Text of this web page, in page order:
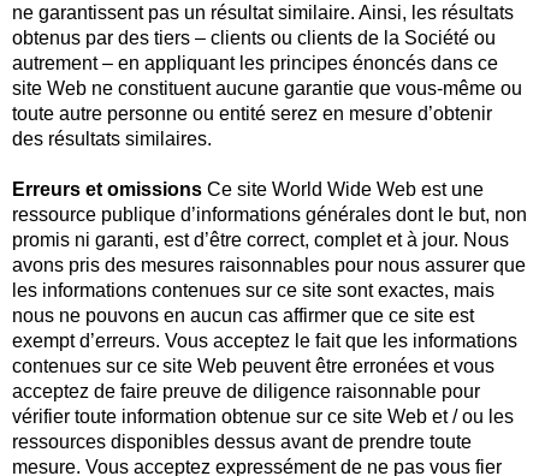
ne garantissent pas un résultat similaire. Ainsi, les résultats
obtenus par des tiers – clients ou clients de la Société ou
autrement – en appliquant les principes énoncés dans ce
site Web ne constituent aucune garantie que vous-même ou
toute autre personne ou entité serez en mesure d’obtenir
des résultats similaires.
Erreurs et omissions Ce site World Wide Web est une
ressource publique d’informations générales dont le but, non
promis ni garanti, est d’être correct, complet et à jour. Nous
avons pris des mesures raisonnables pour nous assurer que
les informations contenues sur ce site sont exactes, mais
nous ne pouvons en aucun cas affirmer que ce site est
exempt d’erreurs. Vous acceptez le fait que les informations
contenues sur ce site Web peuvent être erronées et vous
acceptez de faire preuve de diligence raisonnable pour
vérifier toute information obtenue sur ce site Web et / ou les
ressources disponibles dessus avant de prendre toute
mesure. Vous acceptez expressément de ne pas vous fier